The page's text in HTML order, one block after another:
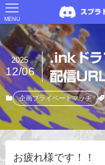
MENU
.inkドラ
配信
2025
12/06
企画プライベートマッチ
お疲れ様です！！